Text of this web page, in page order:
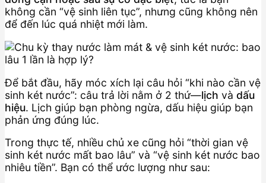
không cần “vệ sinh liên tục”, nhưng cũng không nên
để đến lúc quá nhiệt mới làm.
Để bắt đầu, hãy móc xích lại câu hỏi “khi nào cần vệ
sinh két nước”: câu trả lời nằm ở 2 thứ—lịch và dấu
hiệu. Lịch giúp bạn phòng ngừa, dấu hiệu giúp bạn
phản ứng đúng lúc.
Trong thực tế, nhiều chủ xe cũng hỏi “thời gian vệ
sinh két nước mất bao lâu” và “vệ sinh két nước bao
nhiêu tiền”. Bạn có thể ước lượng như sau: